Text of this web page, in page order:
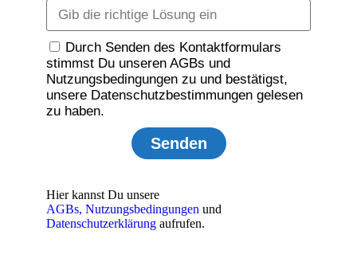
Durch Senden des Kontaktformulars
stimmst Du unseren AGBs und
Nutzungsbedingungen zu und bestätigst,
unsere Datenschutzbestimmungen gelesen
zu haben.
Senden
Hier kannst Du unsere
AGBs, Nutzungsbedingungen und
Datenschutzerklärung aufrufen.